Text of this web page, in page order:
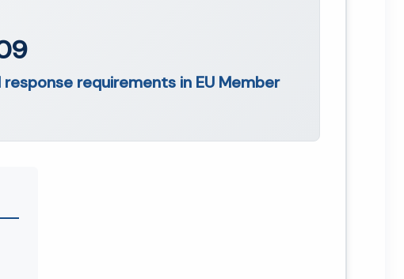
requirements in EU Member